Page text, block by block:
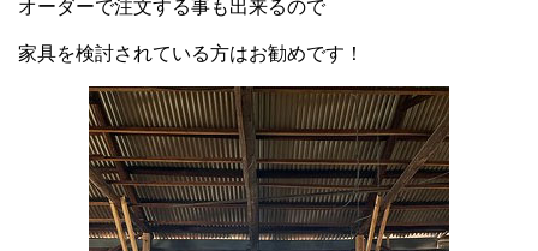
オーダーで注文する事も出来るので
家具を検討されている方はお勧めです！